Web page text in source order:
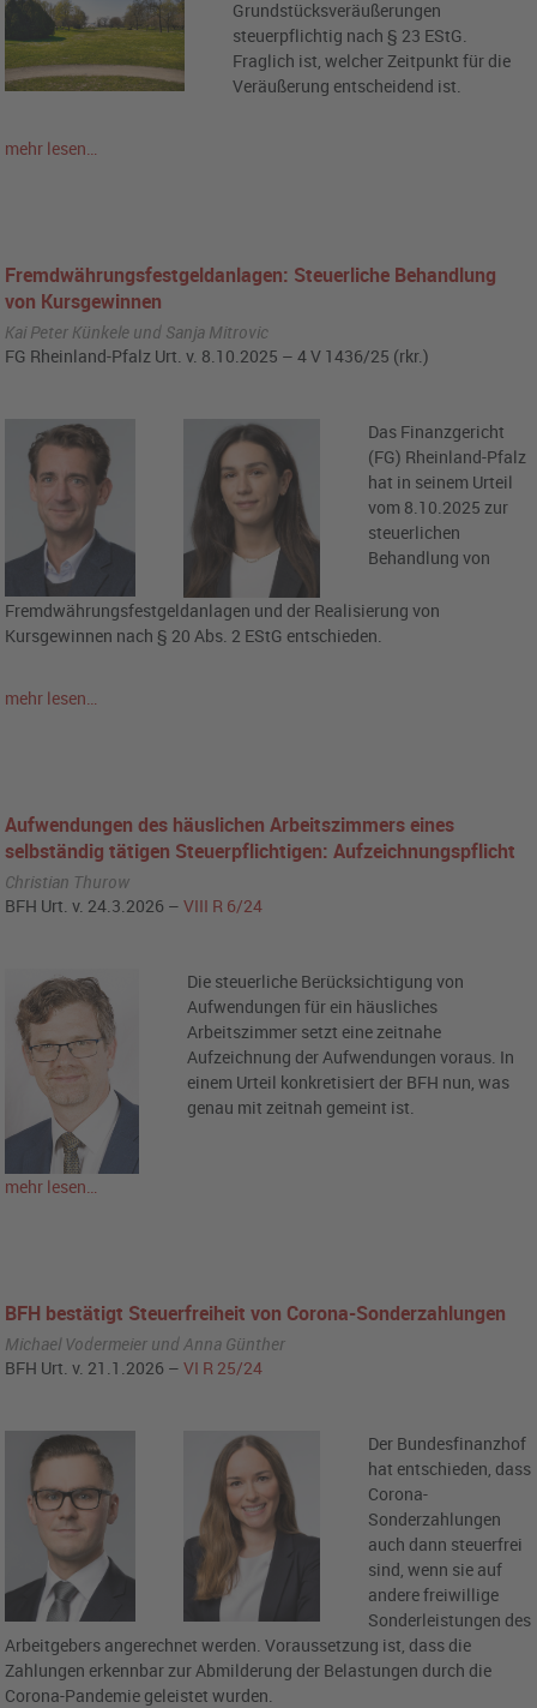
Grundstücksveräußerungen
steuerpflichtig nach § 23 EStG.
Fraglich ist, welcher Zeitpunkt für die
Veräußerung entscheidend ist.
mehr lesen…
Fremdwährungsfestgeldanlagen: Steuerliche Behandlung
von Kursgewinnen
Kai Peter Künkele und Sanja Mitrovic
FG Rheinland-Pfalz Urt. v. 8.10.2025 – 4 V 1436/25 (rkr.)
Das Finanzgericht
(FG) Rheinland-Pfalz
hat in seinem Urteil
vom 8.10.2025 zur
steuerlichen
Behandlung von
Fremdwährungsfestgeldanlagen und der Realisierung von
Kursgewinnen nach § 20 Abs. 2 EStG entschieden.
mehr lesen…
Aufwendungen des häuslichen Arbeitszimmers eines
selbständig tätigen Steuerpflichtigen: Aufzeichnungspflicht
Christian Thurow
BFH Urt. v. 24.3.2026 –VIII R 6/24
Die steuerliche Berücksichtigung von
Aufwendungen für ein häusliches
Arbeitszimmer setzt eine zeitnahe
Aufzeichnung der Aufwendungen voraus. In
einem Urteil konkretisiert der BFH nun, was
genau mit zeitnah gemeint ist.
mehr lesen…
BFH bestätigt Steuerfreiheit von Corona-Sonderzahlungen
Michael Vodermeier und Anna Günther
BFH Urt. v. 21.1.2026 –VI R 25/24
Der Bundesfinanzhof
hat entschieden, dass
Corona-
Sonderzahlungen
auch dann steuerfrei
sind, wenn sie auf
andere freiwillige
Sonderleistungen des
Arbeitgebers angerechnet werden. Voraussetzung ist, dass die
Zahlungen erkennbar zur Abmilderung der Belastungen durch die
Corona-Pandemie geleistet wurden.